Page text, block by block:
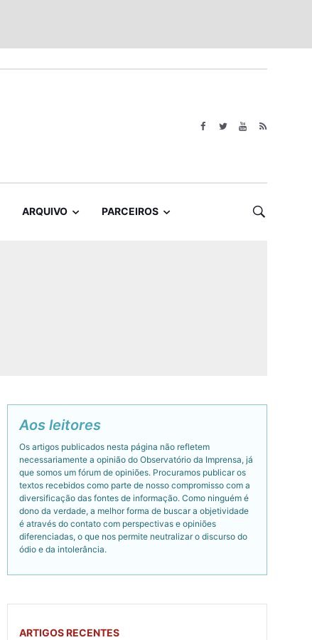
ARQUIVO PARCEIROS
Aos leitores
Os artigos publicados nesta página não refletem
necessariamente a opinião do Observatório da Imprensa, já
que somos um fórum de opiniões. Procuramos publicar os
textos recebidos como parte de nosso compromisso com a
diversificação das fontes de informação. Como ninguém é
dono da verdade, a melhor forma de buscar a objetividade
é através do contato com perspectivas e opiniões
diferenciadas, o que nos permite neutralizar o discurso do
ódio e da intolerância.
ARTIGOS RECENTES